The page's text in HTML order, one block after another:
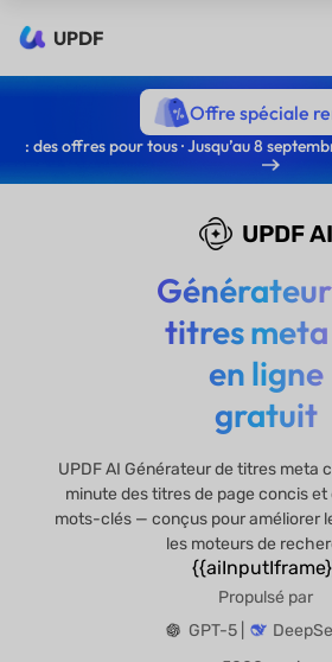
UPDF
Offre spéciale
: des offres pour tous · Jusqu’au 8
UPDF AI
titres
en ligne
gratuit
UPDF AI Générateur de titres meta
minute des titres de page concis
mots-clés — conçus pour améliorer
les moteurs de